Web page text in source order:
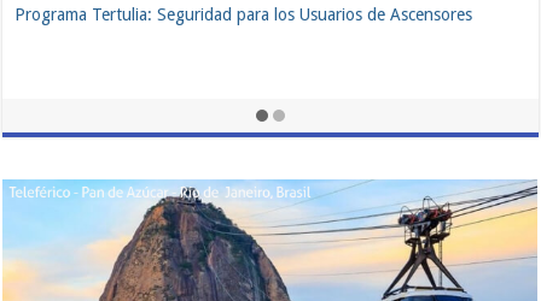
Programa Tertulia: Seguridad para los Usuarios de Ascensores